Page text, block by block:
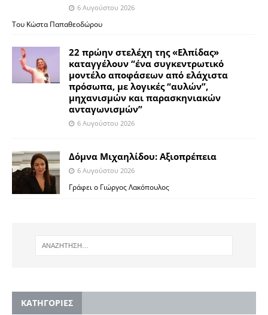
6 Αυγούστου 2026
Του Κώστα Παπαθεοδώρου
22 πρώην στελέχη της «Ελπίδας»
καταγγέλουν “ένα συγκεντρωτικό
μοντέλο αποφάσεων από ελάχιστα
πρόσωπα, με λογικές “αυλών”,
μηχανισμών και παρασκηνιακών
ανταγωνισμών”
6 Αυγούστου 2026
Δόμνα Μιχαηλίδου: Αξιοπρέπεια
6 Αυγούστου 2026
Γράφει ο Γιώργος Λακόπουλος
KΑΤΗΓΟΡΙΕΣ